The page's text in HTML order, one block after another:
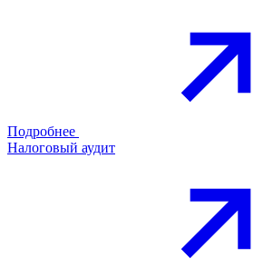
Подробнее
Налоговый аудит